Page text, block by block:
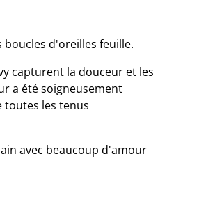
boucles d'oreilles feuille.
capturent la douceur et les
a été soigneusement
les tenus
avec beaucoup d'amour